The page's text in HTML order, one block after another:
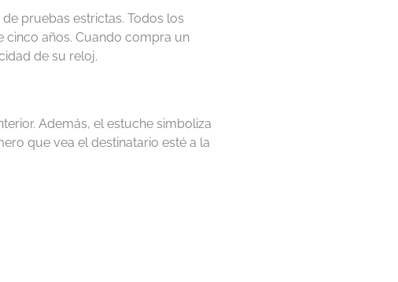
pruebas estrictas. Todos los
cinco años. Cuando compra un
de su reloj.
Además, el estuche simboliza
que vea el destinatario esté a la